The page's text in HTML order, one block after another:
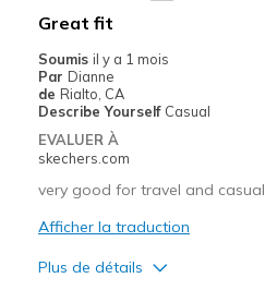
Great fit
Soumis il y a 1 mois
Par Dianne
de Rialto, CA
Describe Yourself Casual
EVALUER À
skechers.com
very good for travel and casual
Afficher la traduction
Plus de détails